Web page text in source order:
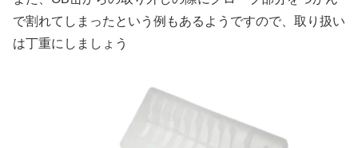
で割れてしまったという例もあるようですので、取り扱い
は丁重にしましょう